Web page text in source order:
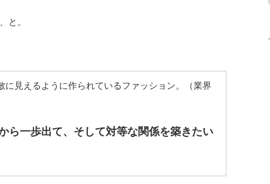
と。
見えるように作られているファッション。（業界
ら一歩出て、そして対等な関係を築きたい